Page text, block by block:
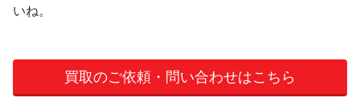
いね。
買取のご依頼・問い合わせはこちら